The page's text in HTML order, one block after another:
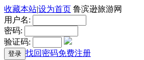
收藏本站|设为首页 鲁滨逊旅游网
用户名:
密码:
验证码:
登录 找回密码免费注册